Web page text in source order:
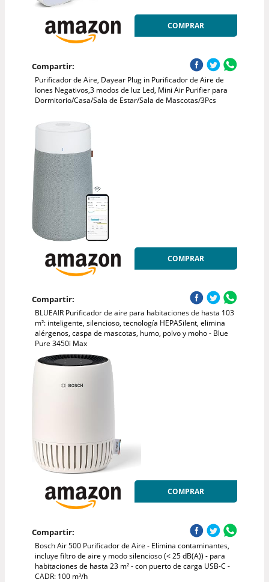
COMPRAR
Compartir:
Purificador de Aire, Dayear Plug in Purificador de Aire de
Iones Negativos,3 modos de luz Led, Mini Air Purifier para
Dormitorio/Casa/Sala de Estar/Sala de Mascotas/3Pcs
COMPRAR
Compartir:
BLUEAIR Purificador de aire para habitaciones de hasta 103
m²: inteligente, silencioso, tecnología HEPASilent, elimina
alérgenos, caspa de mascotas, humo, polvo y moho - Blue
Pure 3450i Max
COMPRAR
Compartir:
Bosch Air 500 Purificador de Aire - Elimina contaminantes,
incluye filtro de aire y modo silencioso (< 25 dB(A)) - para
habitaciones de hasta 23 m² - con puerto de carga USB-C -
CADR: 100 m³/h